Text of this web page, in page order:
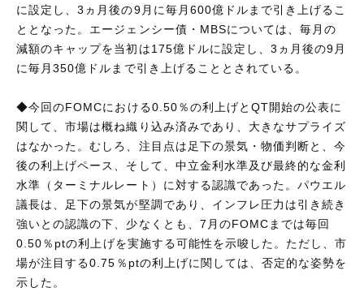
に設定し、3ヵ月後の9月に毎月600億ドルまで引き上げるこ
ととなった。エージェンシー債・MBSについては、毎月の
減額のキャップを当初は175億ドルに設定し、3ヵ月後の9月
に毎月350億ドルまで引き上げることとされている。
◆今回のFOMCにおける0.50％の利上げとQT開始の公表に
関して、市場は概ね織り込み済みであり、大きなサプライズ
はなかった。むしろ、注目点は足下の景気・物価判断と、今
後の利上げペース、そして、中立金利水準及び最終的な金利
水準（ターミナルレート）に対する認識であった。パウエル
議長は、足下の景気が堅調であり、インフレ圧力は引き続き
強いとの認識の下、少なくとも、7月のFOMCまでは毎回
0.50％ptの利上げを実施する可能性を示唆した。ただし、市
場が注目する0.75％ptの利上げに関しては、否定的な姿勢を
示した。